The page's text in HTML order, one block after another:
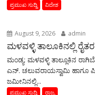
ಪ್ರಮುಖ ಸುದ್ದಿ ವಿದೇಶ
August 9, 2026 admin
ಮಳವಳ್ಳಿ ತಾಲೂಕಿನಲ್ಲಿ
ಮಂಡ್ಯ: ಮಳವಳ್ಳಿ ತಾಲ್ಲೂಕಿನ
ಎನ್. ಚಲುವರಾಯಸ್ವಾಮಿ ಹಾಗೂ
ಜಮೀನಿನಲ್ಲಿ...
ಪ್ರಮುಖ ಸುದ್ದಿ ರಾಜ್ಯ